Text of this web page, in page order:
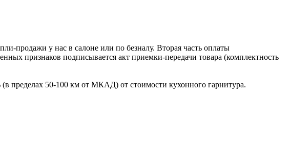
продажи у нас в салоне или по безналу. Вторая часть оплаты
признаков подписывается акт приемки-передачи товара (комплектность
пределах 50-100 км от МКАД) от стоимости кухонного гарнитура.